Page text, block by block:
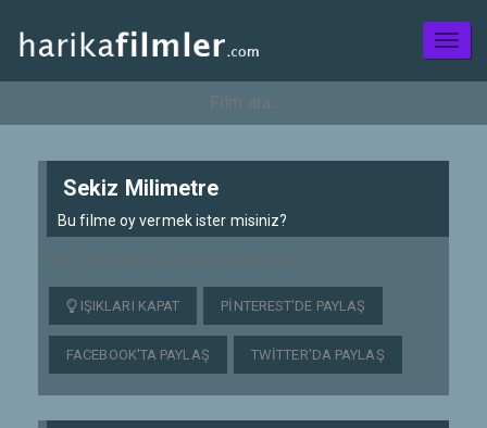
Sekiz Milimetre
Bu filme oy vermek ister misiniz?
IŞIKLARI KAPAT PINTEREST'DE PAYLAŞ
FACEBOOK'TA PAYLAŞ TWITTER'DA PAYLAŞ